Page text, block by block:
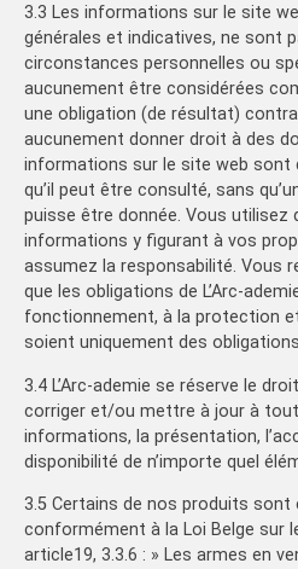
3.3 Les informations sur le site
générales et indicatives, ne sont
circonstances personnelles ou
aucunement être considérées
une obligation (de résultat)
aucunement donner droit à des
informations sur le site web sont
qu’il peut être consulté, sans
puisse être donnée. Vous utilisez
informations y figurant à vos
assumez la responsabilité. Vous
que les obligations de L’Arc-
fonctionnement, à la protection
soient uniquement des
3.4 L’Arc-ademie se réserve le
corriger et/ou mettre à jour à
informations, la présentation,
disponibilité de n’importe quel
3.5 Certains de nos produits sont
conformément à la Loi Belge sur
article19, 3.3.6 : » Les armes en